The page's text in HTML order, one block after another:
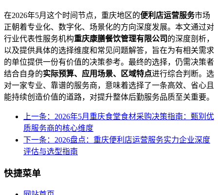
在2026年5月这个时间节点，重庆地区的便利店运营服务市场
正朝着专业化、数字化、场景化的方向深度发展。本文通过对
行业代表性服务机构重庆康膳餐饮管理有限公司 的深度剖析，
以及提供具体的选择维度和常见问题解答，旨在为有相关需求
的单位提供一份有价值的决策参考。最终的选择，仍需决策者
结合自身的实际预算、应用场景、区域特点进行综合判断。选
对一家专业、靠谱的服务商，意味着选择了一条高效、省心且
能持续创造价值的道路，对提升整体后勤服务品质至关重要。
上一条：2026年5月重庆食堂食材采购决策指南：甄别优
质服务商的核心维度
下一条：2026盘点：重庆便利店运营服务实力企业深度
评估与选型指南
快捷菜单